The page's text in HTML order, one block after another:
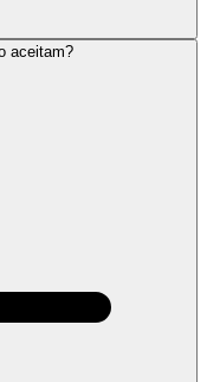
aceitam?